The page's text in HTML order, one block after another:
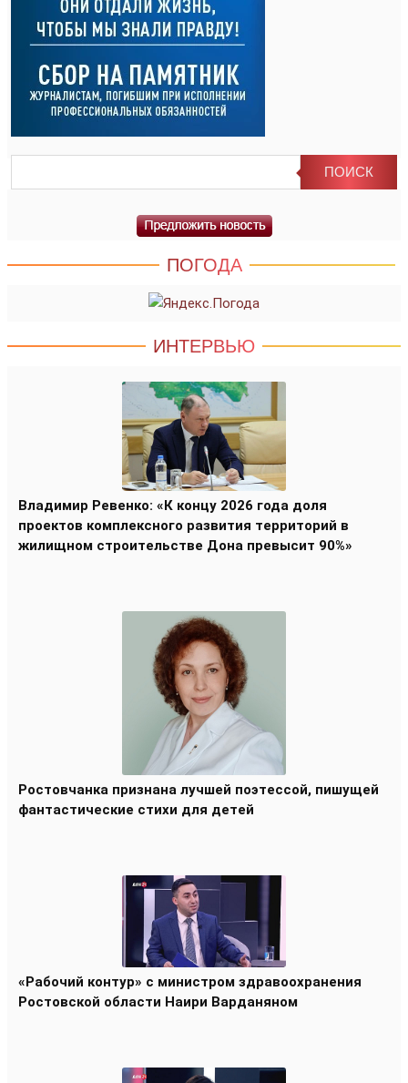
ПОГОДА
ИНТЕРВЬЮ
Владимир Ревенко: «К концу 2026 года доля
проектов комплексного развития территорий в
жилищном строительстве Дона превысит 90%»
Ростовчанка признана лучшей поэтессой, пишущей
фантастические стихи для детей
«Рабочий контур» с министром здравоохранения
Ростовской области Наири Варданяном